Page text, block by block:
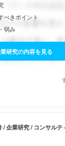
べきポイント
弱み
研究の内容を見る
/ 企業研究 / コンサル